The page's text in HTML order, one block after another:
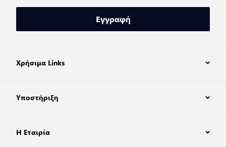
Εγγραφή
Χρήσιμα Links
Υποστήριξη
Η Εταιρία